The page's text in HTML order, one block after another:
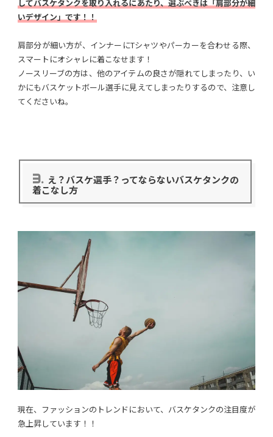
してバスケタンクを取り入れるにあたり、選ぶべきは「肩部分が細
いデザイン」です！！
肩部分が細い方が、インナーにTシャツやパーカーを合わせる際、
スマートにオシャレに着こなせます！
ノースリーブの方は、他のアイテムの良さが隠れてしまったり、い
かにもバスケットボール選手に見えてしまったりするので、注意し
てくださいね。
3. え？バスケ選手？ってならないバスケタンクの
着こなし方
現在、ファッションのトレンドにおいて、バスケタンクの注目度が
急上昇しています！！